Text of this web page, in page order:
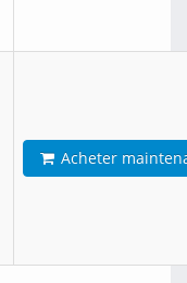
Acheter